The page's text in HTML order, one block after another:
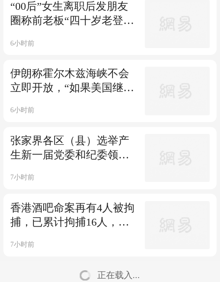
下双方达成一致
“00后”女生离职后发朋友
圈称前老板“四十岁老登”
宜”，上海浦东法院：确有
生道歉
6小时前
伊朗称霍尔木兹海峡不会
立即开放，“如果美国继续
与阿曼达成协议，霍尔木
6小时前
张家界各区（县）选举产
生新一届党委和纪委领导
7小时前
香港酒吧命案再有4人被拘
捕，已累计拘捕16人，多
案发后警方展开大规模行
7小时前
正在载入...